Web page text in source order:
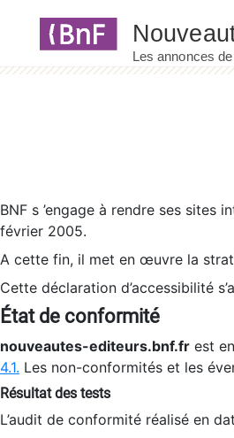
BNF s ’engage à rendre ses sites
février 2005.
A cette fin, il met en œuvre la
Cette déclaration d’accessibilité
État de conformité
nouveautes-editeurs.bnf.fr est
4.1. Les non-conformités et les
Résultat des tests
L’audit de conformité réalisé en